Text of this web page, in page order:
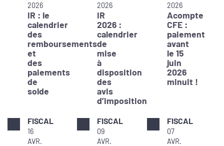
2026
IR : le
calendrier
des
remboursements
et
des
paiements
de
solde
2026
IR
2026 :
calendrier
de
mise
à
disposition
des
avis
d’imposition
2026
Acompte
CFE :
paiement
avant
le 15
juin
2026
minuit !
FISCAL
16
AVR.
FISCAL
09
AVR.
FISCAL
07
AVR.